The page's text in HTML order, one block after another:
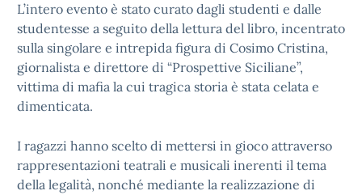
L’intero evento è stato curato dagli studenti e dalle
studentesse a seguito della lettura del libro, incentrato
sulla singolare e intrepida figura di Cosimo Cristina,
giornalista e direttore di “Prospettive Siciliane”,
vittima di mafia la cui tragica storia è stata celata e
dimenticata.
I ragazzi hanno scelto di mettersi in gioco attraverso
rappresentazioni teatrali e musicali inerenti il tema
della legalità, nonché mediante la realizzazione di